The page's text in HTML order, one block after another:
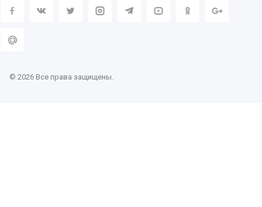
© 2026 Все права защищены.